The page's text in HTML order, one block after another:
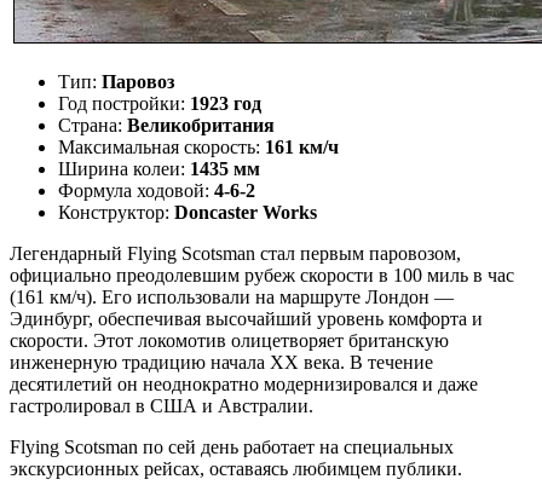
Тип: Паровоз
Год постройки: 1923 год
Страна: Великобритания
Максимальная скорость: 161 км/ч
Ширина колеи: 1435 мм
Формула ходовой: 4-6-2
Конструктор: Doncaster Works
Легендарный Flying Scotsman стал первым паровозом,
официально преодолевшим рубеж скорости в 100 миль в час
(161 км/ч). Его использовали на маршруте Лондон —
Эдинбург, обеспечивая высочайший уровень комфорта и
скорости. Этот локомотив олицетворяет британскую
инженерную традицию начала XX века. В течение
десятилетий он неоднократно модернизировался и даже
гастролировал в США и Австралии.
Flying Scotsman по сей день работает на специальных
экскурсионных рейсах, оставаясь любимцем публики.